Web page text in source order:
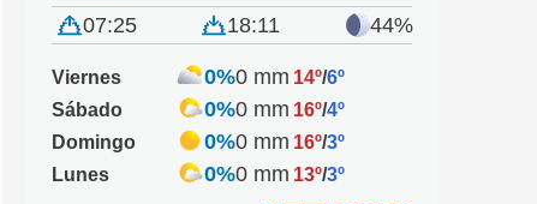
07:25 18:11 44%
Viernes 0%0 mm 14º/6º
Sábado
0%0 mm 16º/4º
Domingo
0%0 mm 16º/3º
Lunes
0%0 mm 13º/3º